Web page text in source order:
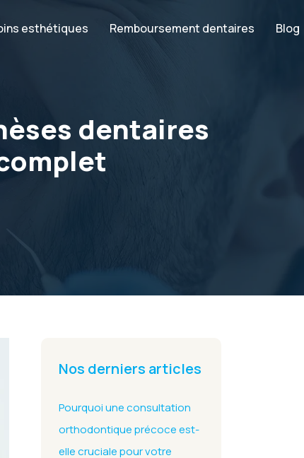
esthétiques Remboursement dentaires Blog
dentaires
Nos derniers articles
Pourquoi une consultation
orthodontique précoce est-
elle cruciale pour votre